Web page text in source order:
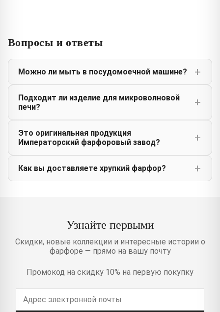
Вопросы и ответы
Можно ли мыть в посудомоечной машине?
Подходит ли изделие для микроволновой
печи?
Это оригинальная продукция
Императорский фарфоровый завод?
Как вы доставляете хрупкий фарфор?
Узнайте первыми
Скидки, новые коллекции и интересные истории о
фарфоре — прямо на вашу почту
Промокод на скидку 10% на первую покупку